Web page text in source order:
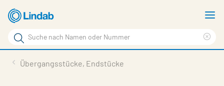
Zum
Hauptinhalt
Suchbegriff
Seite
durchsuchen
Übergangsstücke, Endstücke